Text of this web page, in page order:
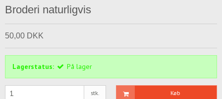
Broderi naturligvis
50,00 DKK
Lagerstatus: På lager
stk. Køb